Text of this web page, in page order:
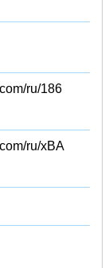
ru/186
ru/xBA